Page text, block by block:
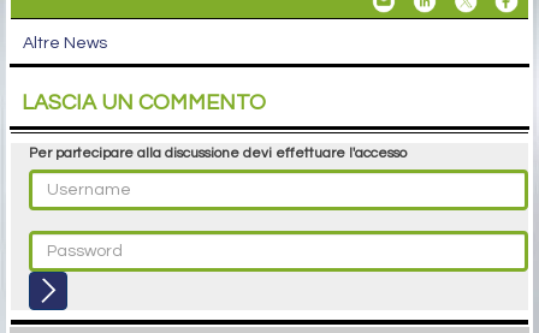
Altre News
LASCIA UN COMMENTO
Per partecipare alla discussione devi effettuare l'accesso